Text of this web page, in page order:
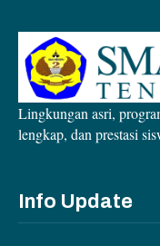
Lingkungan asri,
lengkap, dan prestasi
Info Update